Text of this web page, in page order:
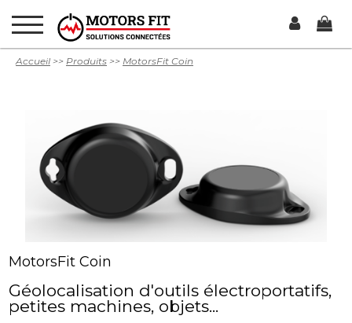
Accueil >> Produits >> MotorsFit Coin
MotorsFit Coin
Géolocalisation d'outils électroportatifs,
petites machines, objets...